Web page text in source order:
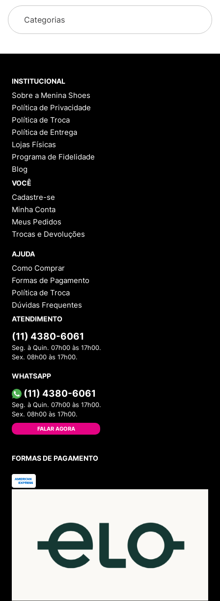
Categorias
INSTITUCIONAL
Sobre a Menina Shoes
Política de Privacidade
Política de Troca
Política de Entrega
Lojas Físicas
Programa de Fidelidade
Blog
VOCÊ
Cadastre-se
Minha Conta
Meus Pedidos
Trocas e Devoluções
AJUDA
Como Comprar
Formas de Pagamento
Política de Troca
Dúvidas Frequentes
ATENDIMENTO
(11) 4380-6061
Seg. à Quin. 07h00 às 17h00.
Sex. 08h00 às 17h00.
WHATSAPP
(11) 4380-6061
Seg. à Quin. 07h00 às 17h00.
Sex. 08h00 às 17h00.
FALAR AGORA
FORMAS DE PAGAMENTO